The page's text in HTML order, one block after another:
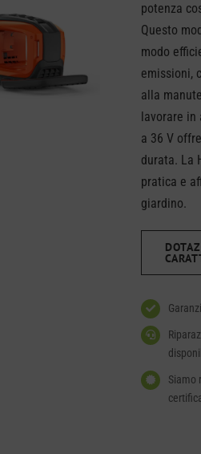
potenza
Questo
modo
emissioni,
alla
lavorare
a 36 V
durata. La
pratica e
giardino.
Siamo